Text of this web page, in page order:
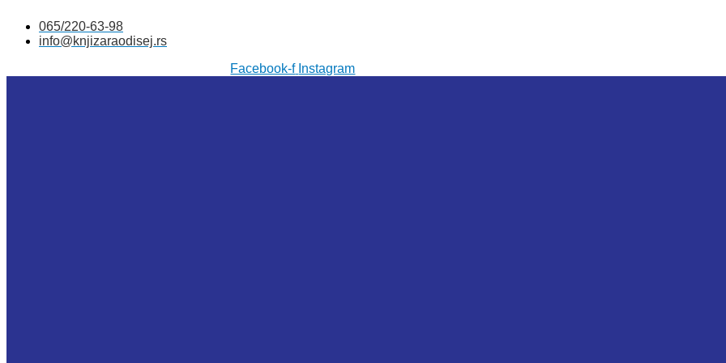
sadržaj
065/220-63-98
info@knjizaraodisej.rs
Facebook-f Instagram